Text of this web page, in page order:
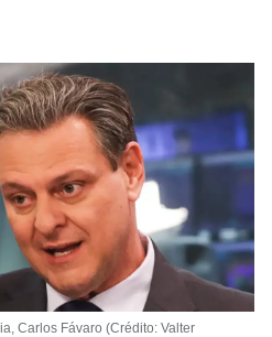
Carlos Fávaro (Crédito: Valter